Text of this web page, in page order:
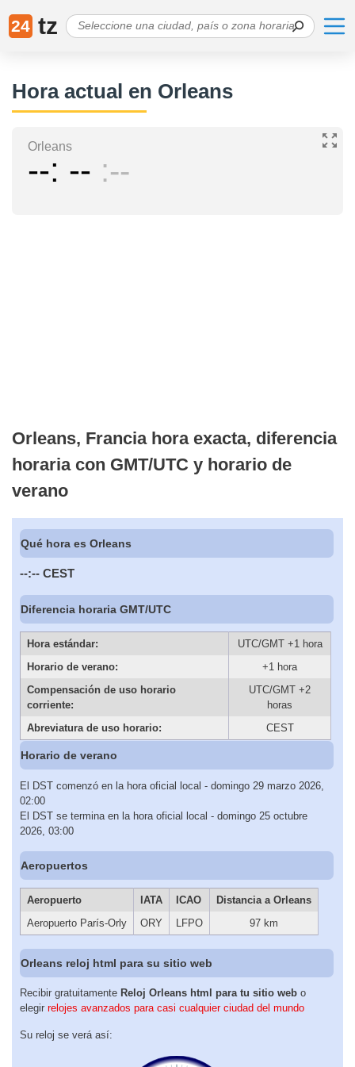
24 tz
Hora actual en Orleans
Orleans
-- -- --
Orleans, Francia hora exacta, diferencia
horaria con GMT/UTC y horario de
verano
Qué hora es Orleans
--:-- CEST
Diferencia horaria GMT/UTC
Hora estándar:
UTC/GMT +1 hora
Horario de verano:
+1 hora
Compensación de uso horario
corriente:
UTC/GMT +2
horas
Abreviatura de uso horario:
CEST
Horario de verano
El DST comenzó en la hora oficial local - domingo 29 marzo 2026,
02:00
El DST se termina en la hora oficial local - domingo 25 octubre
2026, 03:00
Aeropuertos
Aeropuerto IATA ICAO
Distancia a Orleans
Aeropuerto París-Orly
ORY LFPO 97 km
Orleans reloj html para su sitio web
Recibir gratuitamente Reloj Orleans html para tu sitio web o
elegir relojes avanzados para casi cualquier ciudad del mundo
Su reloj se verá así: